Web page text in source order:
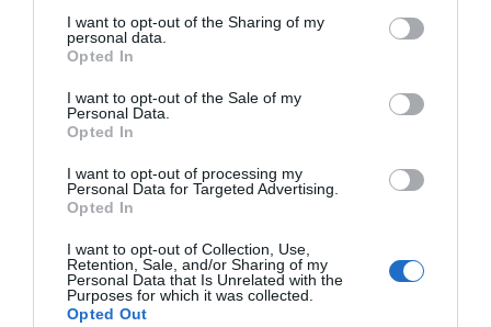
I want to opt-out of the Sharing of my
personal data.
Opted In
I want to opt-out of the Sale of my
Personal Data.
Opted In
I want to opt-out of processing my
Personal Data for Targeted Advertising.
Opted In
I want to opt-out of Collection, Use,
Retention, Sale, and/or Sharing of my
Personal Data that Is Unrelated with the
Purposes for which it was collected.
Opted Out
σύγχρονους εκπαιδευτικούς οργανισμούς.
Σχετικά προϊόντα